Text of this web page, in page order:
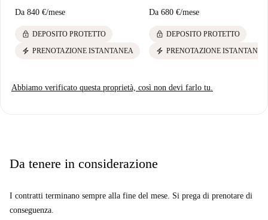
Da 840 €/mese
lock DEPOSITO PROTETTO
electric_bolt PRENOTAZIONE ISTANTANEA
Da 680 €/mese
lock DEPOSITO PROTETTO
electric_bolt PRENOTAZIONE ISTANTANEA
Abbiamo verificato questa proprietà, così non devi farlo tu.
Da tenere in considerazione
I contratti terminano sempre alla fine del mese. Si prega di prenotare di
conseguenza.